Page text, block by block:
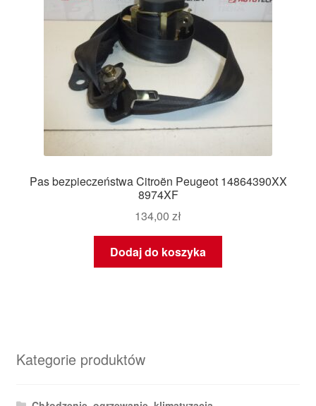
Pas bezpieczeństwa Citroën Peugeot 14864390XX
8974XF
134,00 zł
Dodaj do koszyka
Kategorie produktów